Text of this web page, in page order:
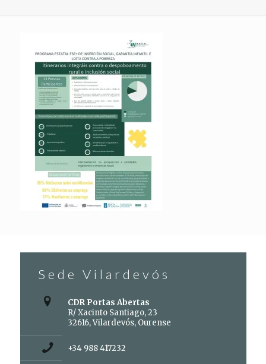
Sede Vilardevós
CDR Portas Abertas
R/ Xacinto Santiago, 23
32616, Vilardevós, Ourense
+34 988 417232